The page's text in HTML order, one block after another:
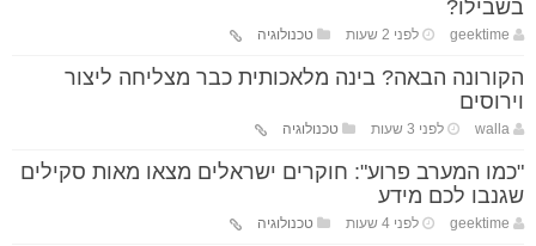
בשבילו?
geektime לפני 2 שעות טכנולוגיה
הקורונה הבאה? בינה מלאכותית כבר מצליחה ליצור
וירוסים
walla לפני 3 שעות טכנולוגיה
"כמו המערב פרוע": חוקרים ישראלים מצאו מאות סקילים
שגנבו לכם מידע
geektime לפני 4 שעות טכנולוגיה